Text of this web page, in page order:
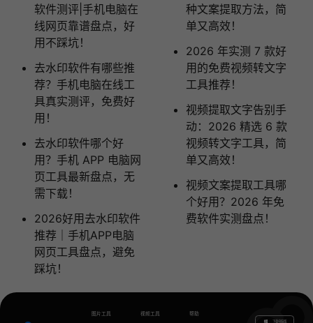
软件测评|手机电脑在
线网页靠谱盘点，好
用不踩坑！
去水印软件有哪些推
荐？手机电脑在线工
具真实测评，免费好
用！
去水印软件哪个好
用？手机 APP 电脑网
页工具最新盘点，无
需下载！
2026好用去水印软件
推荐｜手机APP电脑
网页工具盘点，避免
踩坑！
种文案提取方法，简
单又高效！
2026 年实测 7 款好
用的免费视频转文字
工具推荐！
​视频提取文字告别手
动：2026 精选 6 款
视频转文字工具，简
单又高效！
视频文案提取工具哪
个好用？2026 年免
费软件实测盘点！
图片工具 视频工具 帮助
下载电脑版